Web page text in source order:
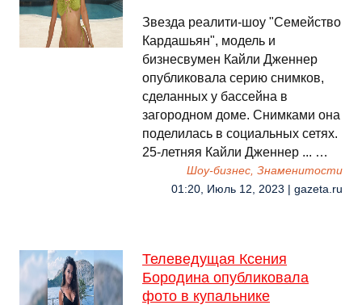
Звезда реалити-шоу "Семейство
Кардашьян", модель и
бизнесвумен Кайли Дженнер
опубликовала серию снимков,
сделанных у бассейна в
загородном доме. Снимками она
поделилась в социальных сетях.
25-летняя Кайли Дженнер ... …
Шоу-бизнес, Знаменитости
01:20, Июль 12, 2023 | gazeta.ru
Телеведущая Ксения
Бородина опубликовала
фото в купальнике